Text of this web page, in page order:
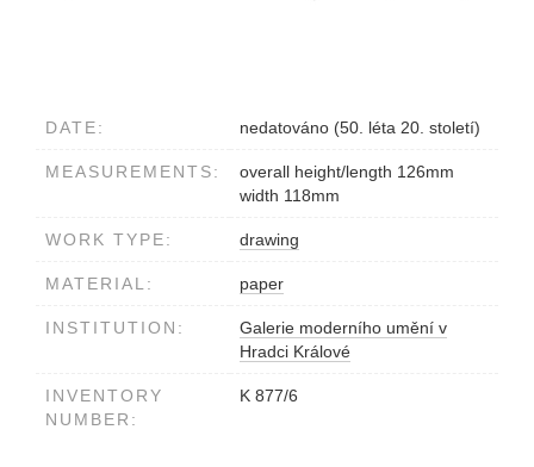
DATE: nedatováno (50. léta 20. století)
MEASUREMENTS:
overall height/length 126mm
width 118mm
WORK TYPE: drawing
MATERIAL: paper
INSTITUTION:
Galerie moderního umění v
Hradci Králové
INVENTORY
NUMBER:
K 877/6